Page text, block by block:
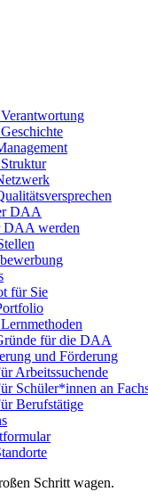
DAA
DAA werden
für Sie
für die DAA
und Förderung
Arbeitssuchende
Schüler*innen an
Berufstätige
Schritt wagen.